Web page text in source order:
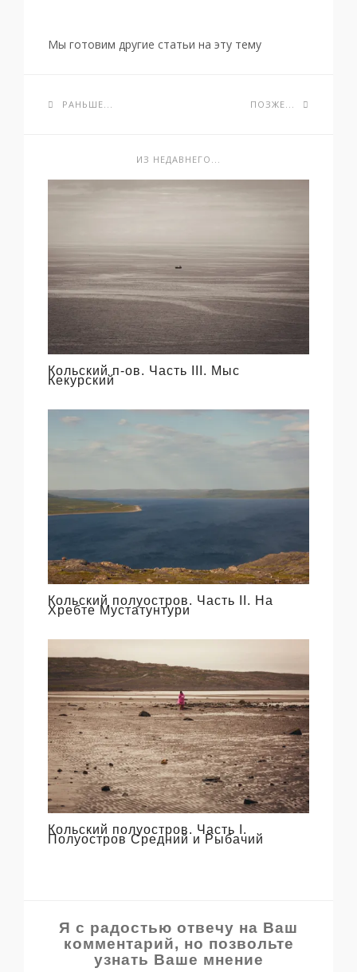
Мы готовим другие статьи на эту тему
РАНЬШЕ... ПОЗЖЕ...
ИЗ НЕДАВНЕГО...
Кольский п-ов. Часть III. Мыс
Кекурский
Кольский полуостров. Часть II. На
Хребте Мустатунтури
Кольский полуостров. Часть I.
Полуостров Средний и Рыбачий
Я с радостью отвечу на Ваш
комментарий, но позвольте
узнать Ваше мнение